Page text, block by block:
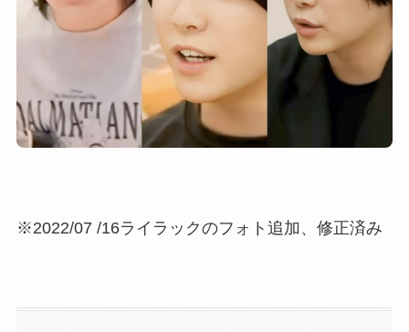
※2022/07 /16ライラックのフォト追加、修正済み